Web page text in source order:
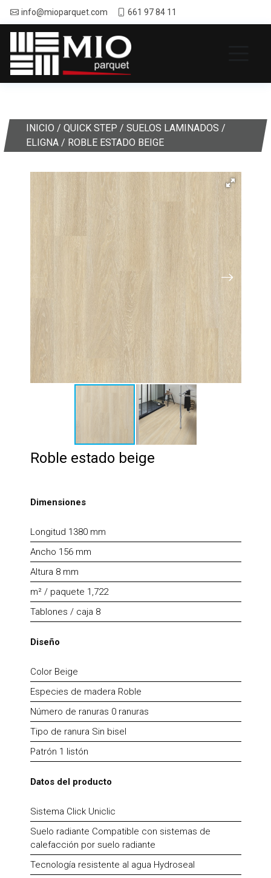
info@mioparquet.com 661 97 84 11
INICIO / QUICK STEP / SUELOS LAMINADOS /
ELIGNA / ROBLE ESTADO BEIGE
Roble estado beige
Dimensiones
Longitud 1380 mm
Ancho 156 mm
Altura 8 mm
m² / paquete 1,722
Tablones / caja 8
Diseño
Color Beige
Especies de madera Roble
Número de ranuras 0 ranuras
Tipo de ranura Sin bisel
Patrón 1 listón
Datos del producto
Sistema Click Uniclic
Suelo radiante Compatible con sistemas de
calefacción por suelo radiante
Tecnología resistente al agua Hydroseal